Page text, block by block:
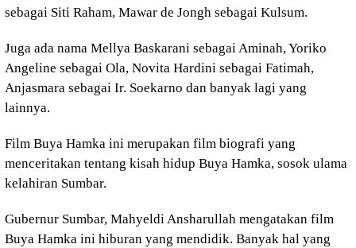
sebagai Siti Raham, Mawar de Jongh sebagai Kulsum.
Juga ada nama Mellya Baskarani sebagai Aminah, Yoriko
Angeline sebagai Ola, Novita Hardini sebagai Fatimah,
Anjasmara sebagai Ir. Soekarno dan banyak lagi yang
lainnya.
Film Buya Hamka ini merupakan film biografi yang
menceritakan tentang kisah hidup Buya Hamka, sosok ulama
kelahiran Sumbar.
Gubernur Sumbar, Mahyeldi Ansharullah mengatakan film
Buya Hamka ini hiburan yang mendidik. Banyak hal yang